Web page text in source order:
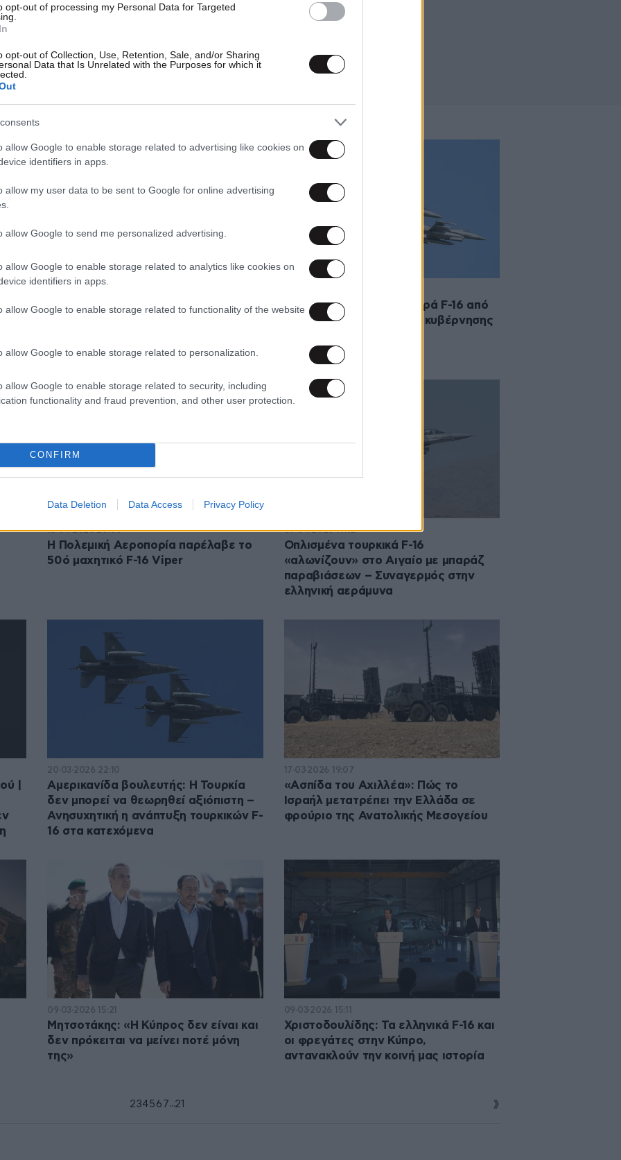
opt-out of processing my Personal Data for Targeted
opt-out of Collection, Use, Retention, Sale, and/or Sharing
Data that Is Unrelated with the Purposes for which it
allow Google to enable storage related to advertising like cookies on
identifiers in apps.
allow my user data to be sent to Google for online advertising
allow Google to send me personalized advertising.
allow Google to enable storage related to analytics like cookies on
identifiers in apps.
allow Google to enable storage related to functionality of the website
allow Google to enable storage related to personalization.
allow Google to enable storage related to security, including
functionality and fraud prevention, and other user protection.
CONFIRM
Data Deletion Data Access Privacy Policy
με
03·05·2026 18:46
Με πτήσεις ελληνικών F-16 γιόρτασε
Περού: «Παγώνει» η αγορά F-16 από
τις ΗΠΑ έως την αλλαγή κυβέρνησης
15·04·2026 20:00
Η Πολεμική Αεροπορία παρέλαβε το
50ό μαχητικό F-16 Viper
07·04·2026 19:12
Οπλισμένα τουρκικά F-16
«αλωνίζουν» στο Αιγαίο με μπαράζ
παραβιάσεων – Συναγερμός στην
ελληνική αεράμυνα
|
20·03·2026 22:10
Αμερικανίδα βουλευτής: Η Τουρκία
δεν μπορεί να θεωρηθεί αξιόπιστη –
Ανησυχητική η ανάπτυξη τουρκικών F-
16 στα κατεχόμενα
17·03·2026 19:07
«Ασπίδα του Αχιλλέα»: Πώς το
Ισραήλ μετατρέπει την Ελλάδα σε
φρούριο της Ανατολικής Μεσογείου
09·03·2026 15:21
Μητσοτάκης: «Η Κύπρος δεν είναι και
δεν πρόκειται να μείνει ποτέ μόνη
της»
09·03·2026 15:11
Χριστοδουλίδης: Τα ελληνικά F-16 και
οι φρεγάτες στην Κύπρο,
αντανακλούν την κοινή μας ιστορία
234 5 6 7...21